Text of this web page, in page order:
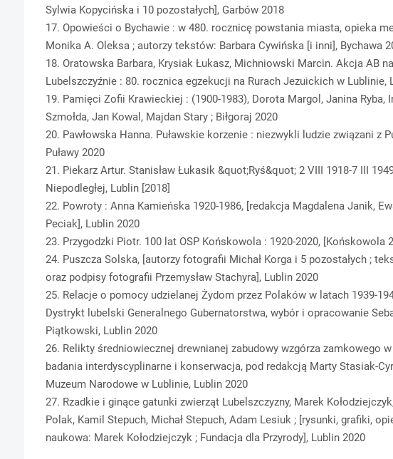
Sylwia Kopycińska i 10 pozostałych], Garbów 2018
17. Opowieści o Bychawie : w 480. rocznicę powstania miasta, opieka
Monika A. Oleksa ; autorzy tekstów: Barbara Cywińska [i inni], Bychawa
18. Oratowska Barbara, Krysiak Łukasz, Michniowski Marcin. Akcja AB na
Lubelszczyźnie : 80. rocznica egzekucji na Rurach Jezuickich w Lublinie,
19. Pamięci Zofii Krawieckiej : (1900-1983), Dorota Margol, Janina Ryba,
Szmołda, Jan Kowal, Majdan Stary ; Biłgoraj 2020
20. Pawłowska Hanna. Puławskie korzenie : niezwykli ludzie związani z
Puławy 2020
21. Piekarz Artur. Stanisław Łukasik &quot;Ryś&quot; 2 VIII 1918-7 III
Niepodległej, Lublin [2018]
22. Powroty : Anna Kamieńska 1920-1986, [redakcja Magdalena Janik,
Peciak], Lublin 2020
23. Przygodzki Piotr. 100 lat OSP Końskowola : 1920-2020, [Końskowola
24. Puszcza Solska, [autorzy fotografii Michał Korga i 5 pozostałych ;
oraz podpisy fotografii Przemysław Stachyra], Lublin 2020
25. Relacje o pomocy udzielanej Żydom przez Polaków w latach 1939-
Dystrykt lubelski Generalnego Gubernatorstwa, wybór i opracowanie
Piątkowski, Lublin 2020
26. Relikty średniowiecznej drewnianej zabudowy wzgórza zamkowego
badania interdyscyplinarne i konserwacja, pod redakcją Marty Stasiak-
Muzeum Narodowe w Lublinie, Lublin 2020
27. Rzadkie i ginące gatunki zwierząt Lubelszczyzny, Marek
Polak, Kamil Stepuch, Michał Stepuch, Adam Lesiuk ; [rysunki, grafiki,
naukowa: Marek Kołodziejczyk ; Fundacja dla Przyrody], Lublin 2020